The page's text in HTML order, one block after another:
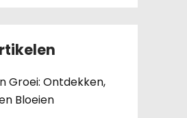
Groei: Ontdekken,
Bloeien